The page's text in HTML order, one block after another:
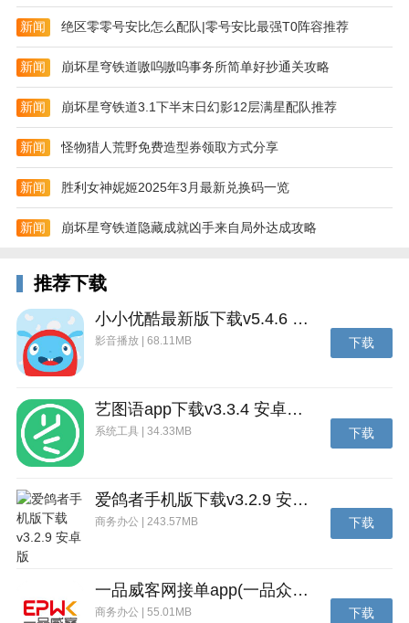
领金币，玩游戏，生日彩蛋贴心关怀，在这里你不孤
独。
【话题问吧】
宇宙难题，我来帮你。专家达人机智回复，2265吃瓜群
众热心解围。
【兴趣订阅】
15万网易号随心订阅，智能推荐投你所好；看你真正想
看的内容，做一个懂你的新闻app。
v2.0.1 版本
优化部分画面显示问题
新闻 绝区零零号安比怎么配队|零号安比最强T0阵容推荐
新闻 崩坏星穹铁道嗷呜嗷呜事务所简单好抄通关攻略
新闻 崩坏星穹铁道3.1下半末日幻影12层满星配队推荐
新闻 怪物猎人荒野免费造型券领取方式分享
新闻 胜利女神妮姬2025年3月最新兑换码一览
新闻 崩坏星穹铁道隐藏成就凶手来自局外达成攻略
推荐下载
小小优酷最新版下载v5.4.6 安卓官方版
影音播放 | 68.11MB 下载
艺图语app下载v3.3.4 安卓免费版
系统工具 | 34.33MB 下载
爱鸽者手机版下载v3.2.9 安卓版
商务办公 | 243.57MB 下载
一品威客网接单app(一品众包)下载v2.7.1 安卓最新版
商务办公 | 55.01MB 下载